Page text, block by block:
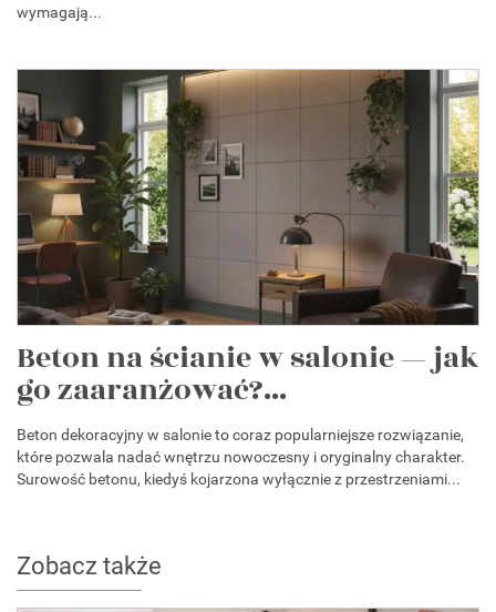
wymagają...
Beton na ścianie w salonie — jak
go zaaranżować?...
Beton dekoracyjny w salonie to coraz popularniejsze rozwiązanie,
które pozwala nadać wnętrzu nowoczesny i oryginalny charakter.
Surowość betonu, kiedyś kojarzona wyłącznie z przestrzeniami...
Zobacz także